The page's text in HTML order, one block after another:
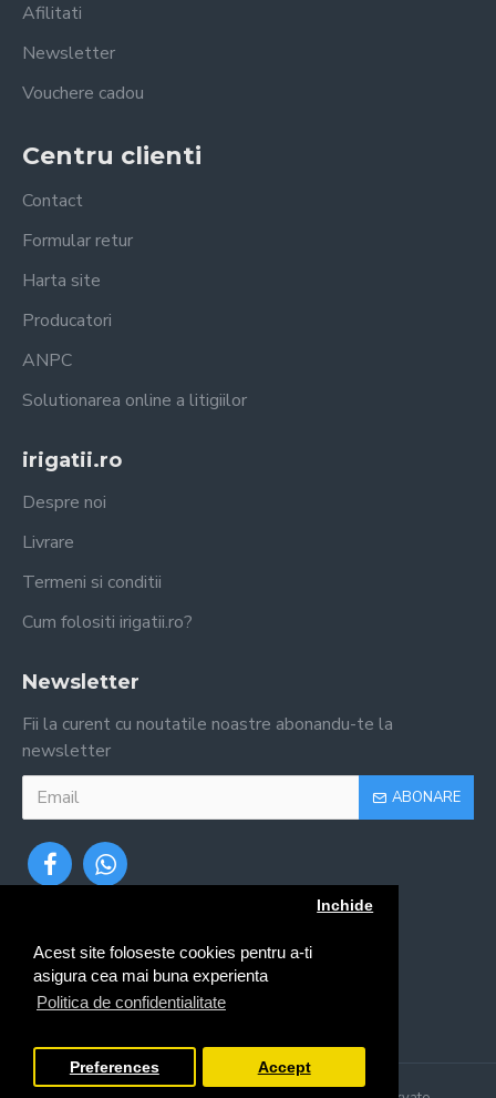
Acest site foloseste cookies pentru a-ti
asigura cea mai buna experienta
Politica de confidentialitate
Inchide
Preferences Accept
Afilitati
Newsletter
Vouchere cadou
Centru clienti
Contact
Formular retur
Harta site
Producatori
ANPC
Solutionarea online a litigiilor
irigatii.ro
Despre noi
Livrare
Termeni si conditii
Cum folositi irigatii.ro?
Newsletter
Fii la curent cu noutatile noastre abonandu-te la
newsletter
ABONARE